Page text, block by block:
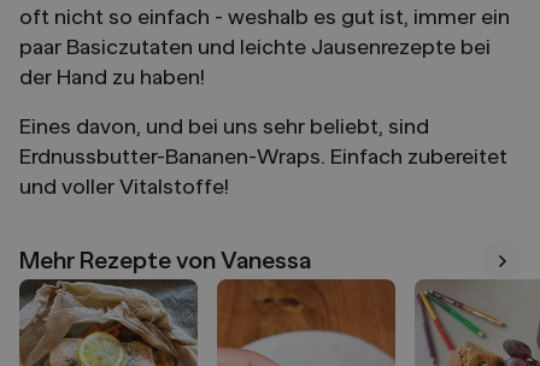
oft nicht so einfach - weshalb es gut ist, immer ein
paar Basiczutaten und leichte Jausenrezepte bei
der Hand zu haben!
Eines davon, und bei uns sehr beliebt, sind
Erdnussbutter-Bananen-Wraps. Einfach zubereitet
und voller Vitalstoffe!
Mehr Rezepte von Vanessa